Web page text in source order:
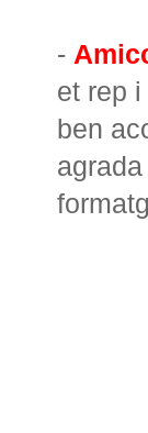
-
et rep
ben